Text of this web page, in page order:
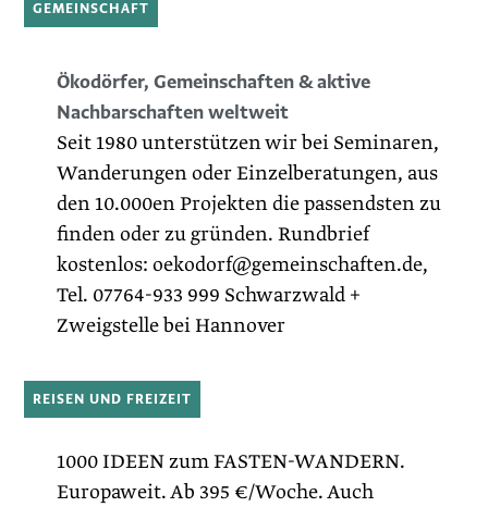
GEMEINSCHAFT
Ökodörfer, Gemeinschaften & aktive
Nachbarschaften weltweit
Seit 1980 unterstützen wir bei Seminaren,
Wanderungen oder Einzelberatungen, aus
den 10.000en Projekten die passendsten zu
finden oder zu gründen. Rundbrief
kostenlos: oekodorf@gemeinschaften.de,
Tel. 07764-933 999 Schwarzwald +
Zweigstelle bei Hannover
REISEN UND FREIZEIT
1000 IDEEN zum FASTEN-WANDERN.
Europaweit. Ab 395 €/Woche. Auch